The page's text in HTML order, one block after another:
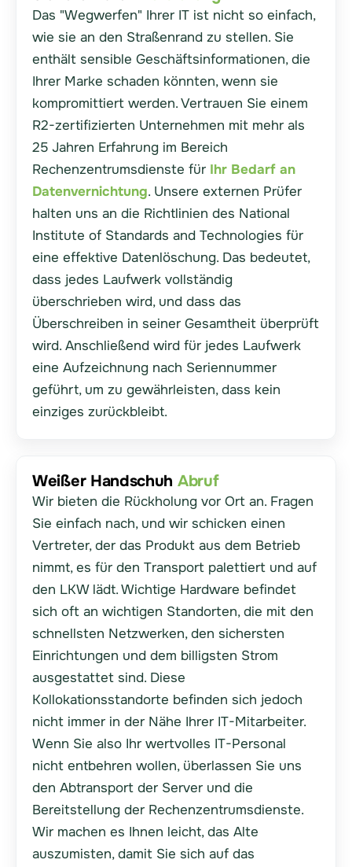
Das "Wegwerfen" Ihrer IT ist nicht so einfach,
wie sie an den Straßenrand zu stellen. Sie
enthält sensible Geschäftsinformationen, die
Ihrer Marke schaden könnten, wenn sie
kompromittiert werden. Vertrauen Sie einem
R2-zertifizierten Unternehmen mit mehr als
25 Jahren Erfahrung im Bereich
Rechenzentrumsdienste für Ihr Bedarf an
Datenvernichtung. Unsere externen Prüfer
halten uns an die Richtlinien des National
Institute of Standards and Technologies für
eine effektive Datenlöschung. Das bedeutet,
dass jedes Laufwerk vollständig
überschrieben wird, und dass das
Überschreiben in seiner Gesamtheit überprüft
wird. Anschließend wird für jedes Laufwerk
eine Aufzeichnung nach Seriennummer
geführt, um zu gewährleisten, dass kein
einziges zurückbleibt.
Weißer Handschuh Abruf
Wir bieten die Rückholung vor Ort an. Fragen
Sie einfach nach, und wir schicken einen
Vertreter, der das Produkt aus dem Betrieb
nimmt, es für den Transport palettiert und auf
den LKW lädt. Wichtige Hardware befindet
sich oft an wichtigen Standorten, die mit den
schnellsten Netzwerken, den sichersten
Einrichtungen und dem billigsten Strom
ausgestattet sind. Diese
Kollokationsstandorte befinden sich jedoch
nicht immer in der Nähe Ihrer IT-Mitarbeiter.
Wenn Sie also Ihr wertvolles IT-Personal
nicht entbehren wollen, überlassen Sie uns
den Abtransport der Server und die
Bereitstellung der Rechenzentrumsdienste.
Wir machen es Ihnen leicht, das Alte
auszumisten, damit Sie sich auf das